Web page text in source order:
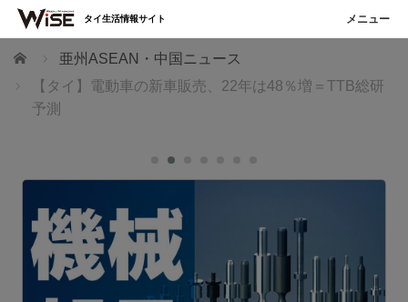
ホーム
亜州ASEAN・中国ニュース
【タイ】電動車の新車販売、22年は48％増＝TTB総研
予測
タイ生活情報サイト